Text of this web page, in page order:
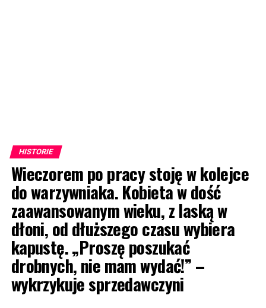
HISTORIE
Wieczorem po pracy stoję w kolejce
do warzywniaka. Kobieta w dość
zaawansowanym wieku, z laską w
dłoni, od dłuższego czasu wybiera
kapustę. „Proszę poszukać
drobnych, nie mam wydać!” –
wykrzykuje sprzedawczyni